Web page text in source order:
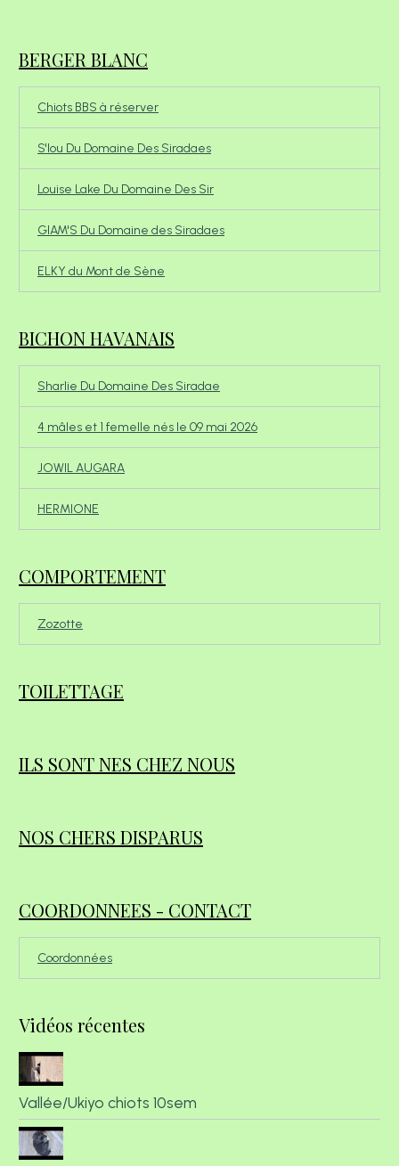
BERGER BLANC
Chiots BBS à réserver
S'lou Du Domaine Des Siradaes
Louise Lake Du Domaine Des Sir
GIAM'S Du Domaine des Siradaes
ELKY du Mont de Sène
BICHON HAVANAIS
Sharlie Du Domaine Des Siradae
4 mâles et 1 femelle nés le 09 mai 2026
JOWIL AUGARA
HERMIONE
COMPORTEMENT
Zozotte
TOILETTAGE
ILS SONT NES CHEZ NOUS
NOS CHERS DISPARUS
COORDONNEES - CONTACT
Coordonnées
Vidéos récentes
Vallée/Ukiyo chiots 10sem